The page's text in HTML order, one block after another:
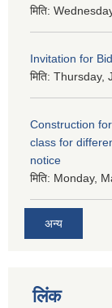
मिति:
Invitation for
मिति: Thursday,
Construction
class for
notice
मिति: Monday,
अन्य
लिंक